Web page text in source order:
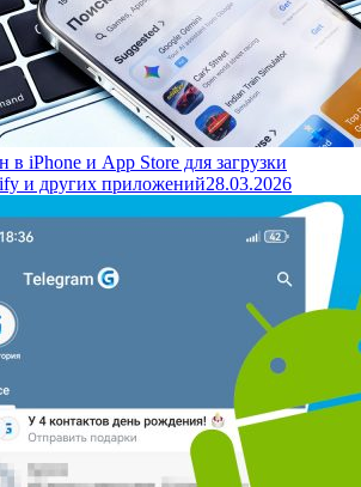
в iPhone и App Store для загрузки
и других приложений28.03.2026